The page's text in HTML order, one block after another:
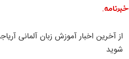
خبرنامه.
از آخرین اخبار آموزش زبان آلمانی
شوید